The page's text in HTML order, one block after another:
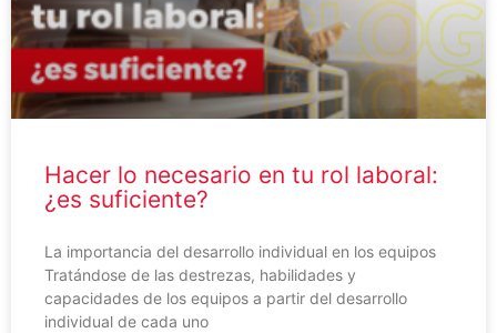
Hacer lo necesario en tu rol laboral:
¿es suficiente?
La importancia del desarrollo individual en los equipos
Tratándose de las destrezas, habilidades y
capacidades de los equipos a partir del desarrollo
individual de cada uno